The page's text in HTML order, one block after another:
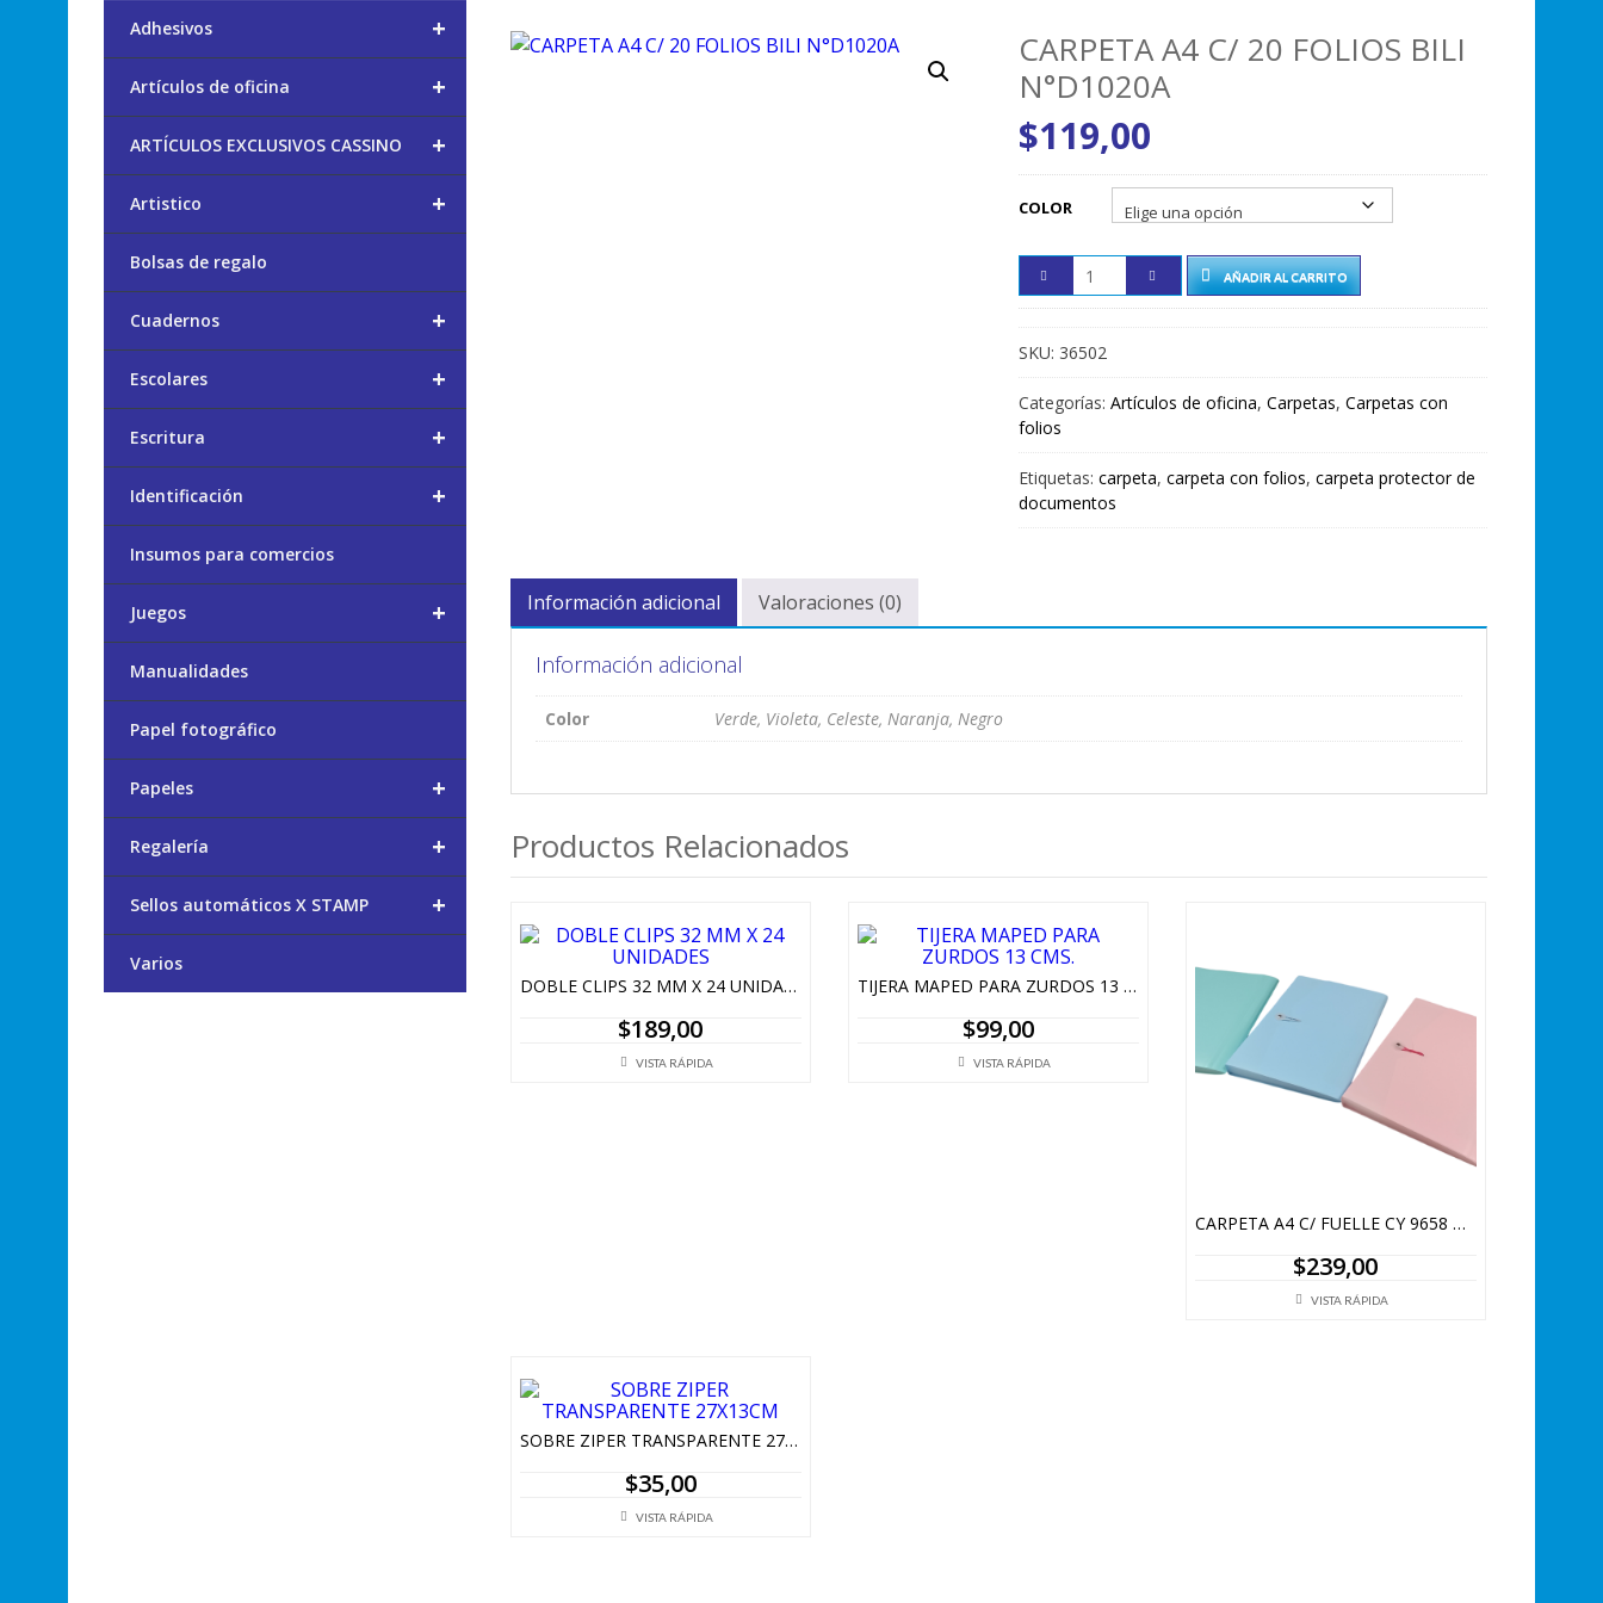
CARPETA A4 C/ 20 FOLIOS BILI
N°D1020A
$119,00
COLOR
AÑADIR AL CARRITO
SKU: 36502
Categorías: Artículos de oficina, Carpetas, Carpetas con
folios
Etiquetas: carpeta, carpeta con folios, carpeta protector de
documentos
Información adicional Valoraciones (0)
Información adicional
Color Verde, Violeta, Celeste, Naranja, Negro
Productos Relacionados
DOBLE CLIPS 32 MM X 24 UNIDADES
$189,00
VISTA RÁPIDA
TIJERA MAPED PARA ZURDOS 13 CMS.
$99,00
VISTA RÁPIDA
CARPETA A4 C/ FUELLE CY 9658 PASTEL
$239,00
VISTA RÁPIDA
SOBRE ZIPER TRANSPARENTE 27X13CM
$35,00
VISTA RÁPIDA
+
Adhesivos
+
Artículos de oficina
+
ARTÍCULOS EXCLUSIVOS CASSINO
+
Artistico
Bolsas de regalo
+
Cuadernos
+
Escolares
+
Escritura
+
Identificación
Insumos para comercios
+
Juegos
Manualidades
Papel fotográfico
+
Papeles
+
Regalería
+
Sellos automáticos X STAMP
Varios